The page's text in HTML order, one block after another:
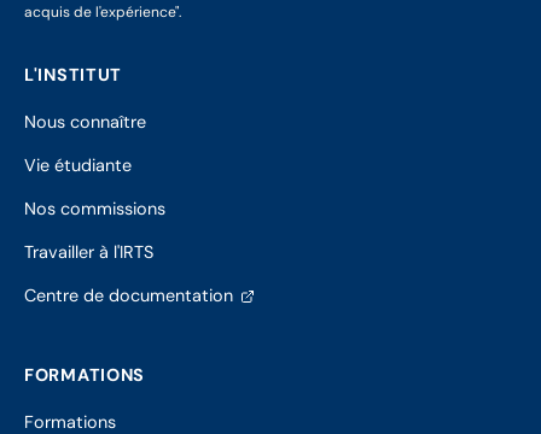
acquis de l'expérience".
L'INSTITUT
Nous connaître
Vie étudiante
Nos commissions
Travailler à l'IRTS
Centre de documentation(s'ouvre
FORMATIONS
Formations